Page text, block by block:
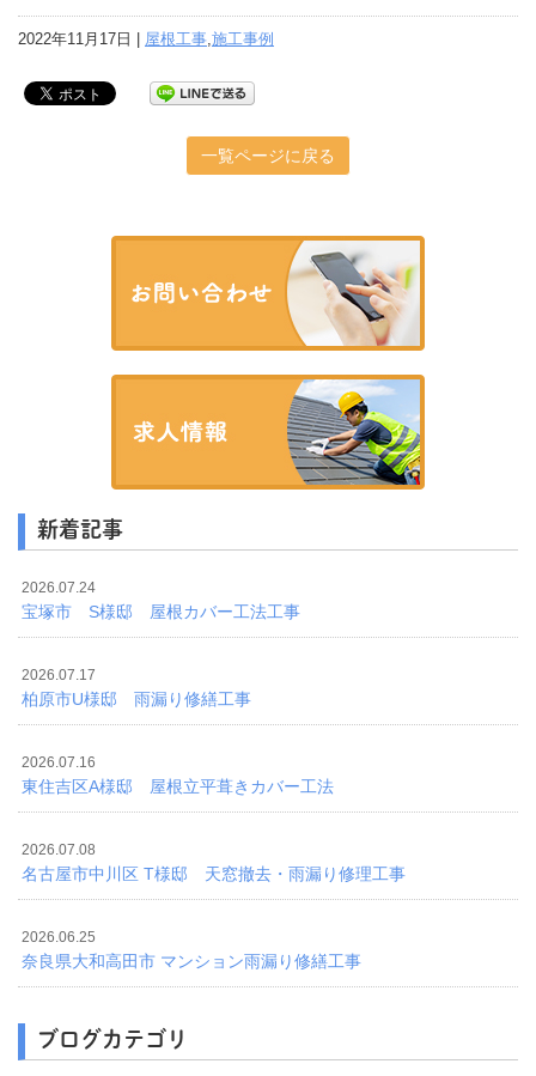
2022年11月17日 | 屋根工事,施工事例
一覧ページに戻る
新着記事
2026.07.24
宝塚市 S様邸 屋根カバー工法工事
2026.07.17
柏原市U様邸 雨漏り修繕工事
2026.07.16
東住吉区A様邸 屋根立平葺きカバー工法
2026.07.08
名古屋市中川区 T様邸 天窓撤去・雨漏り修理工事
2026.06.25
奈良県大和高田市 マンション雨漏り修繕工事
ブログカテゴリ